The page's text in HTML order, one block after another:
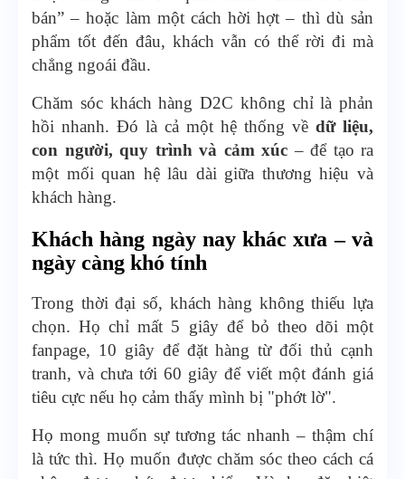
bán” – hoặc làm một cách hời hợt – thì dù sản
phẩm tốt đến đâu, khách vẫn có thể rời đi mà
chẳng ngoái đầu.
Chăm sóc khách hàng D2C không chỉ là phản
hồi nhanh. Đó là cả một hệ thống về dữ liệu,
con người, quy trình và cảm xúc – để tạo ra
một mối quan hệ lâu dài giữa thương hiệu và
khách hàng.
Khách hàng ngày nay khác xưa – và
ngày càng khó tính
Trong thời đại số, khách hàng không thiếu lựa
chọn. Họ chỉ mất 5 giây để bỏ theo dõi một
fanpage, 10 giây để đặt hàng từ đối thủ cạnh
tranh, và chưa tới 60 giây để viết một đánh giá
tiêu cực nếu họ cảm thấy mình bị "phớt lờ".
Họ mong muốn sự tương tác nhanh – thậm chí
là tức thì. Họ muốn được chăm sóc theo cách cá